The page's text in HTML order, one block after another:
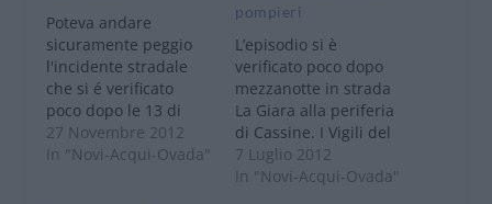
Poteva andare
sicuramente peggio
l'incidente stradale
che si é verificato
poco dopo le 13 di
lunedì alla periferia di
Bistagno, quando un
27 Novembre 2012
In "Novi-Acqui-Ovada"
pompieri
L’episodio si è
verificato poco dopo
mezzanotte in strada
La Giara alla periferia
di Cassine. I Vigili del
fuoco di Acqui Terme
sono intervenuti per
7 Luglio 2012
In "Novi-Acqui-Ovada"